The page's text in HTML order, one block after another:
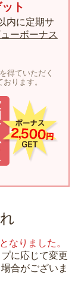
ト
内に定期サ
ーボーナス
得ていただく
ります。
なりました。
に応じて変更
合がございま